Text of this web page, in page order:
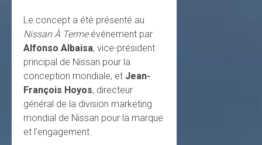
Le concept a été présenté au
Nissan À Termeévénement par
Alfonso Albaisa, vice-président
principal de Nissan pour la
conception mondiale, et Jean-
François Hoyos, directeur
général de la division marketing
mondial de Nissan pour la marque
et l’engagement.